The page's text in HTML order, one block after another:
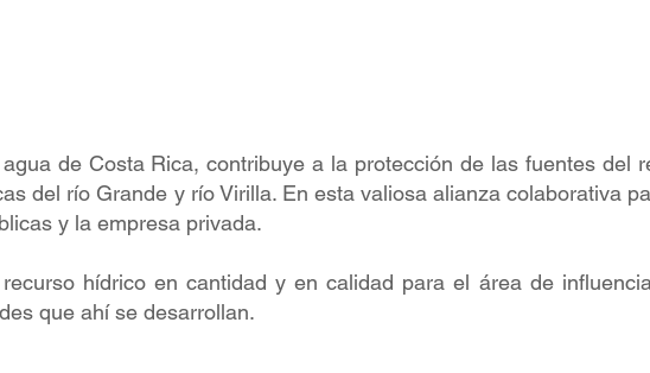
de Costa Rica, contribuye a la protección de las fuentes del
del río Grande y río Virilla. En esta valiosa alianza colaborativa
y la empresa privada.
hídrico en cantidad y en calidad para el área de
que ahí se desarrollan.